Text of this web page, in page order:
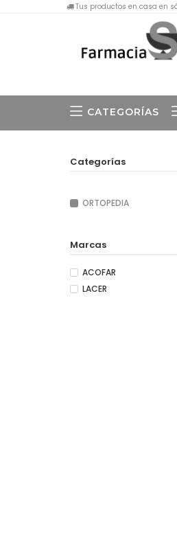
Tus productos en casa en
CATEGORÍAS
Categorías
ORTOPEDIA
Marcas
ACOFAR
LACER